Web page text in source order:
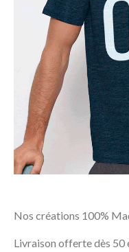
Nos créations 100%
Livraison offerte dès 50